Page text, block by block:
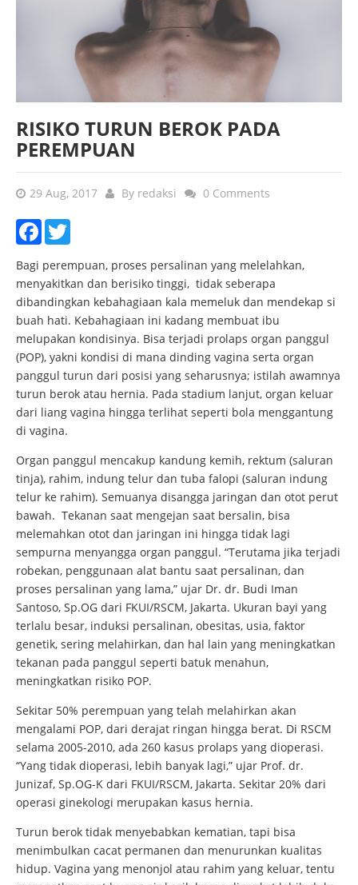
RISIKO TURUN BEROK PADA
PEREMPUAN
29 Aug, 2017 By redaksi 0 Comments
Facebook
Bagi perempuan, proses persalinan yang melelahkan,
menyakitkan dan berisiko tinggi, tidak seberapa
dibandingkan kebahagiaan kala memeluk dan mendekap si
buah hati. Kebahagiaan ini kadang membuat ibu
melupakan kondisinya. Bisa terjadi prolaps organ panggul
(POP), yakni kondisi di mana dinding vagina serta organ
panggul turun dari posisi yang seharusnya; istilah awamnya
turun berok atau hernia. Pada stadium lanjut, organ keluar
dari liang vagina hingga terlihat seperti bola menggantung
di vagina.
Organ panggul mencakup kandung kemih, rektum (saluran
tinja), rahim, indung telur dan tuba falopi (saluran indung
telur ke rahim). Semuanya disangga jaringan dan otot perut
bawah. Tekanan saat mengejan saat bersalin, bisa
melemahkan otot dan jaringan ini hingga tidak lagi
sempurna menyangga organ panggul. “Terutama jika terjadi
robekan, penggunaan alat bantu saat persalinan, dan
proses persalinan yang lama,” ujar Dr. dr. Budi Iman
Santoso, Sp.OG dari FKUI/RSCM, Jakarta. Ukuran bayi yang
terlalu besar, induksi persalinan, obesitas, usia, faktor
genetik, sering melahirkan, dan hal lain yang meningkatkan
tekanan pada panggul seperti batuk menahun,
meningkatkan risiko POP.
Sekitar 50% perempuan yang telah melahirkan akan
mengalami POP, dari derajat ringan hingga berat. Di RSCM
selama 2005-2010, ada 260 kasus prolaps yang dioperasi.
“Yang tidak dioperasi, lebih banyak lagi,” ujar Prof. dr.
Junizaf, Sp.OG-K dari FKUI/RSCM, Jakarta. Sekitar 20% dari
operasi ginekologi merupakan kasus hernia.
Turun berok tidak menyebabkan kematian, tapi bisa
menimbulkan cacat permanen dan menurunkan kualitas
hidup. Vagina yang menonjol atau rahim yang keluar, tentu